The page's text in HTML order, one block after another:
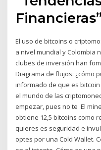
El uso de bitcoins o
a nivel mundial y Colombia
clubes de inversión han
Diagrama de flujos: ¿cómo
informado de que es
el mundo de las
empezar, pues no te El
obtiene 12,5 bitcoins como
quieres es seguridad e
optes por una Cold Wallet.